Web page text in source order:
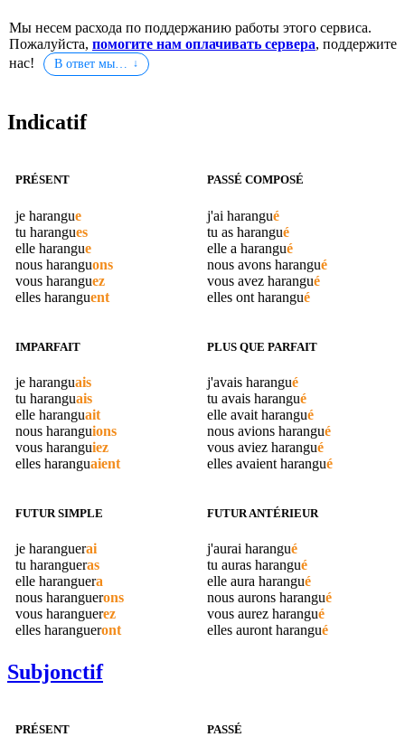
Мы несем расхода по поддержанию работы этого сервиса.
Пожалуйста, помогите нам оплачивать сервера, поддержите
нас!
В ответ мы…
Indicatif
PRÉSENT
je harangue
tu harangues
elle harangue
nous haranguons
vous haranguez
elles haranguent
PASSÉ COMPOSÉ
j'ai harangué
tu as harangué
elle a harangué
nous avons harangué
vous avez harangué
elles ont harangué
IMPARFAIT
je haranguais
tu haranguais
elle haranguait
nous haranguions
vous haranguiez
elles haranguaient
PLUS QUE PARFAIT
j'avais harangué
tu avais harangué
elle avait harangué
nous avions harangué
vous aviez harangué
elles avaient harangué
FUTUR SIMPLE
je haranguerai
tu harangueras
elle haranguera
nous haranguerons
vous haranguerez
elles harangueront
FUTUR ANTÉRIEUR
j'aurai harangué
tu auras harangué
elle aura harangué
nous aurons harangué
vous aurez harangué
elles auront harangué
Subjonctif
PRÉSENT PASSÉ